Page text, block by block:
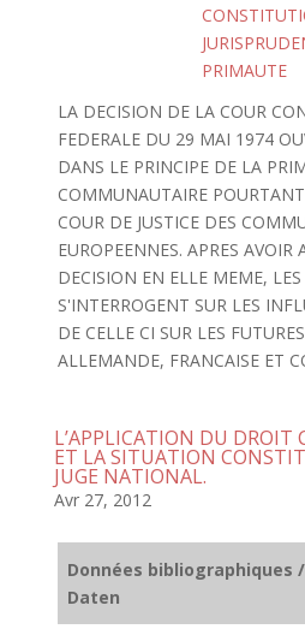
PRIMAUTE
LA DECISION DE LA COUR
FEDERALE DU 29 MAI 1974
DANS LE PRINCIPE DE LA
COMMUNAUTAIRE
COUR DE JUSTICE DES
EUROPEENNES. APRES AVOIR
DECISION EN ELLE MEME, LES
S'INTERROGENT SUR LES
DE CELLE CI SUR LES
ALLEMANDE, FRANCAISE ET
L’APPLICATION DU DROIT
ET LA SITUATION
JUGE NATIONAL.
Avr 27, 2012
Données bibliographiques
Daten